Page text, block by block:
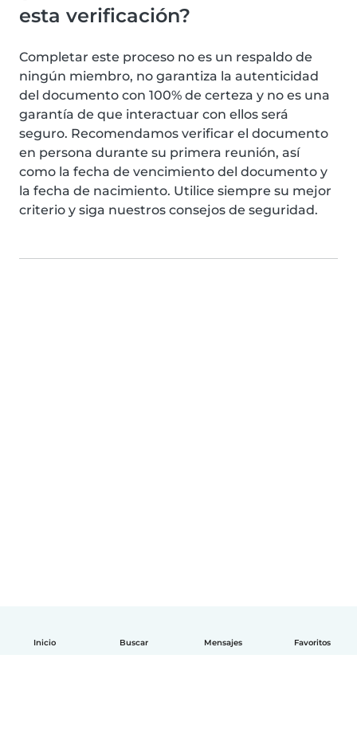
Inicio Buscar Mensajes Favoritos
esta verificación?
Completar este proceso no es un respaldo de
ningún miembro, no garantiza la autenticidad
del documento con 100% de certeza y no es una
garantía de que interactuar con ellos será
seguro. Recomendamos verificar el documento
en persona durante su primera reunión, así
como la fecha de vencimiento del documento y
la fecha de nacimiento. Utilice siempre su mejor
criterio y siga nuestros consejos de seguridad.